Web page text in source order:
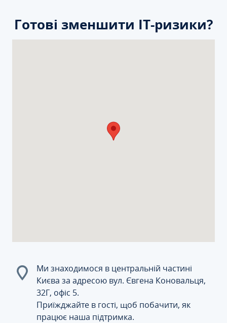
Готові зменшити ІТ-ризики?
Ми знаходимося в центральній частині
Києва за адресою вул. Євгена Коновальця,
32Г, офіс 5.
Приїжджайте в гості, щоб побачити, як
працює наша підтримка.